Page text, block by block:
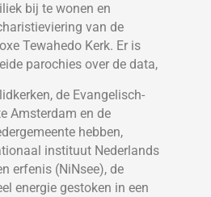
bij te wonen en
van de
Tewahedo Kerk. Er is
parochies over de data,
de Evangelisch-
Amsterdam en de
hebben,
instituut Nederlands
erfenis (NiNsee), de
energie gestoken in een